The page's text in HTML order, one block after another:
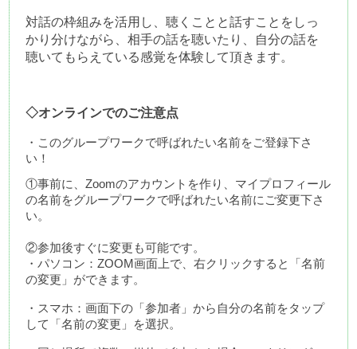
対話の枠組みを活用し、聴くことと話すことをしっ
かり分けながら、相手の話を聴いたり、自分の話を
聴いてもらえている感覚を体験して頂きます。
◇オンラインでのご注意点
・このグループワークで呼ばれたい名前をご登録下さ
い！
①事前に、Zoomのアカウントを作り、マイプロフィール
の名前をグループワークで呼ばれたい名前にご変更下さ
い。
②参加後すぐに変更も可能です。
・パソコン：ZOOM画面上で、右クリックすると「名前
の変更」ができます。
・スマホ：画面下の「参加者」から自分の名前をタップ
して「名前の変更」を選択。